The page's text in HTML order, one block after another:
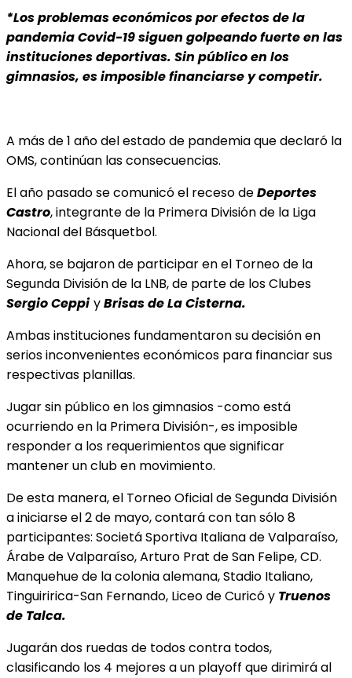
*Los problemas económicos por efectos de la
pandemia Covid-19 siguen golpeando fuerte en las
instituciones deportivas. Sin público en los
gimnasios, es imposible financiarse y competir.
A más de 1 año del estado de pandemia que declaró la
OMS, continúan las consecuencias.
El año pasado se comunicó el receso deDeportes
Castro, integrante de la Primera División de la Liga
Nacional del Básquetbol.
Ahora, se bajaron de participar en el Torneo de la
Segunda División de la LNB, de parte de los Clubes
Sergio Ceppi yBrisas de La Cisterna.
Ambas instituciones fundamentaron su decisión en
serios inconvenientes económicos para financiar sus
respectivas planillas.
Jugar sin público en los gimnasios -como está
ocurriendo en la Primera División-, es imposible
responder a los requerimientos que significar
mantener un club en movimiento.
De esta manera, el Torneo Oficial de Segunda División
a iniciarse el 2 de mayo, contará con tan sólo 8
participantes: Societá Sportiva Italiana de Valparaíso,
Árabe de Valparaíso, Arturo Prat de San Felipe, CD.
Manquehue de la colonia alemana, Stadio Italiano,
Tinguiririca-San Fernando, Liceo de Curicó y Truenos
de Talca.
Jugarán dos ruedas de todos contra todos,
clasificando los 4 mejores a un playoff que dirimirá al